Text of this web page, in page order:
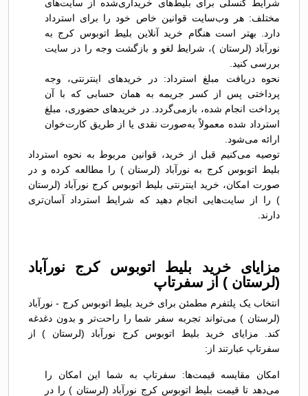
شرایط کنسلی برای بلیط‌های خریداری‌شده از سایت‌های
مختلف: هر وب‌سایت قوانین خاص خود را برای استرداد
دارد. بهتر است هنگام خرید آنلاین بلیط اتوبوس کرج به
نورآباد (لرستان )، شرایط لغو و بازگشت وجه را در سایت
بررسی کنید.
نحوه دریافت مبلغ استرداد: در خریدهای اینترنتی، وجه
پرداختی پس از کسر جریمه به همان حسابی که با آن
پرداخت انجام شده، بازمی‌گردد. در خریدهای حضوری، مبلغ
استرداد شده معمولاً به‌صورت نقدی یا از طریق کارت‌خوان
ارائه می‌شود.
توصیه می‌کنیم قبل از خرید، قوانین مربوط به نحوه استرداد
بلیط اتوبوس کرج به نورآباد (لرستان ) را مطالعه کرده و در
صورت امکان، خرید اینترنتی بلیط اتوبوس کرج نورآباد (لرستان
) را از سایت‌هایی انجام دهید که شرایط استرداد آسان‌تری
دارند.
مزایای خرید بلیط اتوبوس کرج نورآباد
(لرستان ) از سفرتاپ
انتخاب یک پلتفرم مطمئن برای خرید بلیط اتوبوس کرج - نورآباد
(لرستان ) می‌تواند تجربه سفر شما را راحت‌تر و بدون دغدغه
کند. مزایای خرید بلیط اتوبوس کرج نورآباد (لرستان ) از
سفرتاپ عبارتند از:
امکان مقایسه قیمت‌ها: سفرتاپ به شما این امکان را
می‌دهد تا قیمت بلیط اتوبوس کرج نورآباد (لرستان ) را در